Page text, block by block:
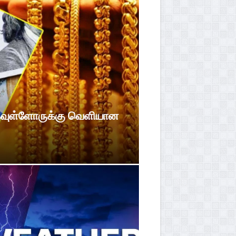
வெளியான